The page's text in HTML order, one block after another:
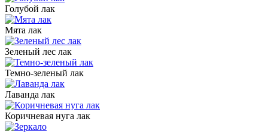
Голубой лак
Мята лак
Зеленый лес лак
Темно-зеленый лак
Лаванда лак
Коричневая нуга лак